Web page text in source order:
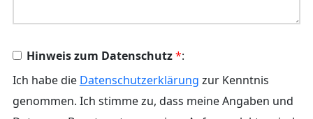
Hinweis zum Datenschutz*:
Ich habe die Datenschutzerklärung zur Kenntnis
genommen. Ich stimme zu, dass meine Angaben und